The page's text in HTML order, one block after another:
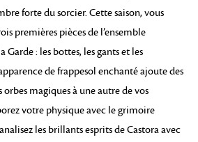
forte du sorcier. Cette saison, vous
premières pièces de l’ensemble
Garde : les bottes, les gants et les
de frappesol enchanté ajoute des
magiques à une autre de vos
votre physique avec le grimoire
les brillants esprits de Castora avec